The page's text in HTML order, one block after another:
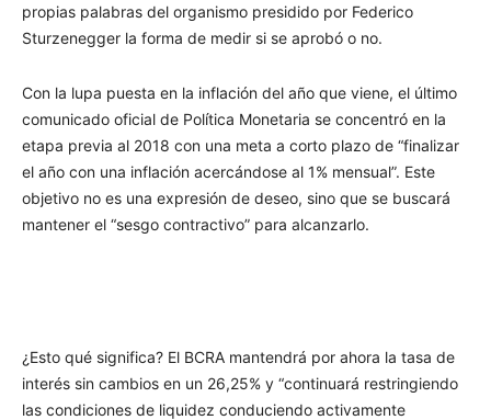
propias palabras del organismo presidido por Federico
Sturzenegger la forma de medir si se aprobó o no.
Con la lupa puesta en la inflación del año que viene, el último
comunicado oficial de Política Monetaria se concentró en la
etapa previa al 2018 con una meta a corto plazo de “finalizar
el año con una inflación acercándose al 1% mensual”. Este
objetivo no es una expresión de deseo, sino que se buscará
mantener el “sesgo contractivo” para alcanzarlo.
¿Esto qué significa? El BCRA mantendrá por ahora la tasa de
interés sin cambios en un 26,25% y “continuará restringiendo
las condiciones de liquidez conduciendo activamente